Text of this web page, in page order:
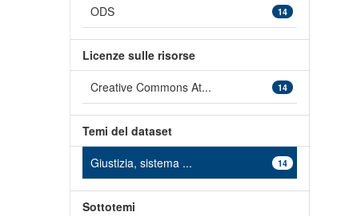
ODS 14
Licenze sulle risorse
Creative Commons At...
14
Temi del dataset
Giustizia, sistema ...
14
Sottotemi